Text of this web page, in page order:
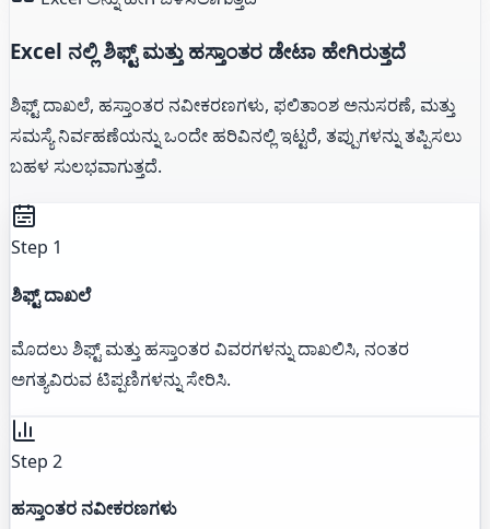
Excel ನಲ್ಲಿ ಶಿಫ್ಟ್ ಮತ್ತು ಹಸ್ತಾಂತರ ಡೇಟಾ ಹೇಗಿರುತ್ತದೆ
ಶಿಫ್ಟ್ ದಾಖಲೆ, ಹಸ್ತಾಂತರ ನವೀಕರಣಗಳು, ಫಲಿತಾಂಶ ಅನುಸರಣೆ, ಮತ್ತು
ಸಮಸ್ಯೆ ನಿರ್ವಹಣೆಯನ್ನು ಒಂದೇ ಹರಿವಿನಲ್ಲಿ ಇಟ್ಟರೆ, ತಪ್ಪುಗಳನ್ನು ತಪ್ಪಿಸಲು
ಬಹಳ ಸುಲಭವಾಗುತ್ತದೆ.
Step 1
ಶಿಫ್ಟ್ ದಾಖಲೆ
ಮೊದಲು ಶಿಫ್ಟ್ ಮತ್ತು ಹಸ್ತಾಂತರ ವಿವರಗಳನ್ನು ದಾಖಲಿಸಿ, ನಂತರ
ಅಗತ್ಯವಿರುವ ಟಿಪ್ಪಣಿಗಳನ್ನು ಸೇರಿಸಿ.
Step 2
ಹಸ್ತಾಂತರ ನವೀಕರಣಗಳು